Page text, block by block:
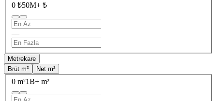
0 ₺50M+ ₺
—
Metrekare
Brüt m²
Net m²
0 m²1B+ m²